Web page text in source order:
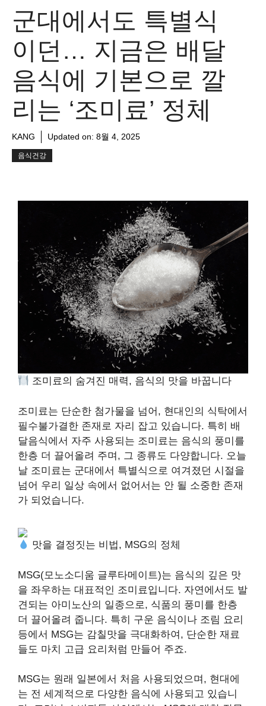
군대에서도 특별식
이던… 지금은 배달
음식에 기본으로 깔
리는 ‘조미료’ 정체
KANG Updated on: 8월 4, 2025
음식건강
조미료의 숨겨진 매력, 음식의 맛을 바꿉니다
조미료는 단순한 첨가물을 넘어, 현대인의 식탁에서
필수불가결한 존재로 자리 잡고 있습니다. 특히 배
달음식에서 자주 사용되는 조미료는 음식의 풍미를
한층 더 끌어올려 주며, 그 종류도 다양합니다. 오늘
날 조미료는 군대에서 특별식으로 여겨졌던 시절을
넘어 우리 일상 속에서 없어서는 안 될 소중한 존재
가 되었습니다.
맛을 결정짓는 비법, MSG의 정체
MSG(모노소디움 글루타메이트)는 음식의 깊은 맛
을 좌우하는 대표적인 조미료입니다. 자연에서도 발
견되는 아미노산의 일종으로, 식품의 풍미를 한층
더 끌어올려 줍니다. 특히 구운 음식이나 조림 요리
등에서 MSG는 감칠맛을 극대화하여, 단순한 재료
들도 마치 고급 요리처럼 만들어 주죠.
MSG는 원래 일본에서 처음 사용되었으며, 현대에
는 전 세계적으로 다양한 음식에 사용되고 있습니